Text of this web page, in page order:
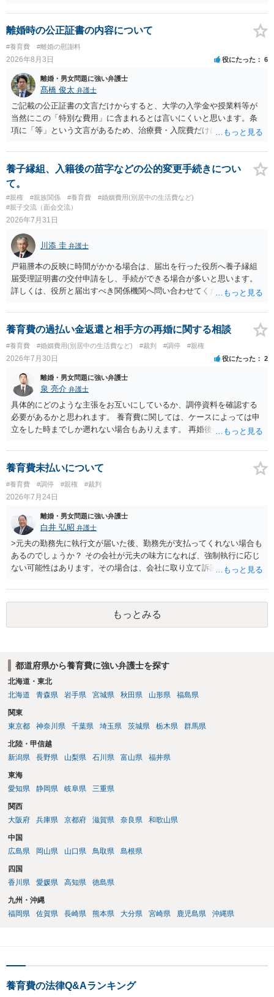
婚する、慰謝料をとるなど）ことができると思われます。 ただし、不
貞発覚後、長期間同居を続けると、不貞を許したとの評価につながる
離婚時の公正証書の内容について
#養育費 #離婚の慰謝料
2026年8月3日 役にたった 6
離婚・男女問題に強い弁護士
髙橋 俊太 弁護士
ご記載の公正証書の文言だけからすると、大学の入学金や授業料等が
当然にこの「特別な費用」に含まれるとは言いにくいと思います。条
項に「等」という文言があるため、治療費・入院費だけに限定される
れていますので、通常は、病気や事故によって臨時に必要となった医
療費その他これに類する特別支出を念頭に置いた条項と読むのが自然
です。したがって、大学の入学金、授業料、受験費用などの教育費に
ついてまで、「この条項があるから当然に半額を請求できる」とまで
は言いにくいと思われます。なお、通常、大学進学費用をどこまで負
担すべきかについては、離婚時の合意内容のほか、子どもの年齢、大
や費用などを踏まえて個別に検討することになります。公正証書の他
の条項において、養育費の終期についてどのように定められている
か、大学進学に関する定めの有無、「教育費」「進学費用」に関する
定めの有無等について確認する必要があると考えられます。
養子縁組、入籍後の苗字などの公的変更手続きについ
て。
#親権 #親族関係 #養育費
#婚姻費用(別居中の生活費など)
#親子交流（面会交流）
2026年7月31日
川添 圭 弁護士
戸籍謄本の反映に時間がかかる場合は、届出を行った役所へ養子縁組
届受理証明書の交付申請をし、手続ができる場合が多いと思います。
詳しくは、役所と届出すべき関係機関へ問い合わせてください。
養育費の過払い金返還と相手方の再婚に関する相談
#養育費 #婚姻費用(別居中の生活費など) #裁判 #調停 #親権
2026年7月30日 役にたった 2
離婚・男女問題に強い弁護士
泉 亮介 弁護士
具体的にどのような主張をお互いにしているか、調停資料を確認する
必要があるかと思われます。 養育費に関しては、ケースによっては申
立をした時までしか遡れない場合もありえます。 再婚後の相手方の行
養育費に関するやりとり等があればそちらについても確認する必要が
あるでしょう。 公開相談の場での回答よりも個別に弁護士にご相談さ
養育費未払いについて
#養育費 #調停 #親権 #裁判
2026年7月24日
離婚・男女問題に強い弁護士
白井 弘昭 弁護士
>元夫の勤務先に執行文が届いた後、勤務先が支払ってくれない場合も
あるのでしょうか？ その会社が元夫の味方になれば、強制執行に応じ
ない可能性はあります。その場合は、会社に取り立て訴訟を行うこと
押さえ、元夫名義の車の差し押さえ競売などを検討します。 ＞何もで
きなかった場合は、公正証書の原本は戻ってくるのでしょうか？ 取れ
ても取れなくても、執行裁判所に原本の還付請求を行えば還付されま
す。 ＞他の弁護士さんに再度依頼できるのでしょうか？ できます。た
もっとみる
都道府県から養育費に強い弁護士を探す
北海道・東北
北海道
青森県 岩手県 宮城県 秋田県 山形県 福島県
関東
東京都
神奈川県 千葉県 埼玉県 茨城県 栃木県 群馬県
北陸・甲信越
新潟県
長野県 山梨県 石川県 富山県 福井県
東海
愛知県
静岡県 岐阜県 三重県
関西
大阪府
兵庫県 京都府 滋賀県 奈良県 和歌山県
中国
広島県
岡山県 山口県 鳥取県 島根県
四国
香川県
愛媛県 高知県 徳島県
九州・沖縄
福岡県
佐賀県 長崎県 熊本県 大分県 宮崎県 鹿児島県 沖縄県
養育費の法律Q&Aランキング